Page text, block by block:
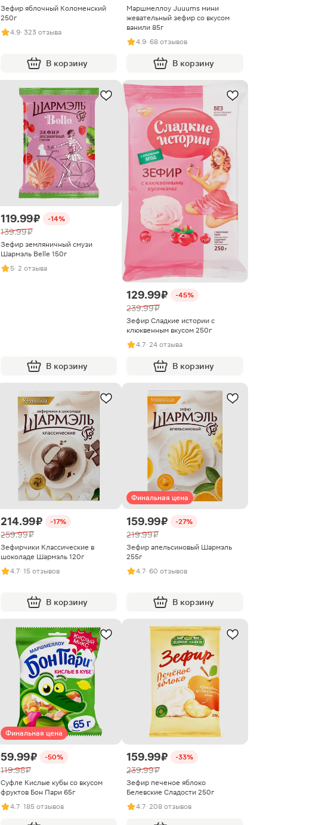
Зефир яблочный Коломенский
250г
4.9· 323 отзыва
В корзину
Маршмеллоу Juuums мини
жевательный зефир со вкусом
ванили 85г
4.9· 68 отзывов
В корзину
119.99 ₽ -14%
139.99 ₽
Зефир земляничный смузи
Шармэль Belle 150г
5· 2 отзыва
В корзину
129.99 ₽ -45%
239.99 ₽
Зефир Сладкие истории с
клюквенным вкусом 250г
4.7· 24 отзыва
В корзину
214.99 ₽ -17%
259.99 ₽
Зефирчики Классические в
шоколаде Шармэль 120г
4.7· 15 отзывов
В корзину
Финальная цена
159.99 ₽ -27%
219.99 ₽
Зефир апельсиновый Шармэль
255г
4.7· 60 отзывов
В корзину
Финальная цена
59.99 ₽ -50%
119.98 ₽
Суфле Кислые кубы со вкусом
фруктов Бон Пари 65г
4.7· 185 отзывов
159.99 ₽ -33%
239.99 ₽
Зефир печеное яблоко
Белевские Сладости 250г
4.7· 208 отзывов